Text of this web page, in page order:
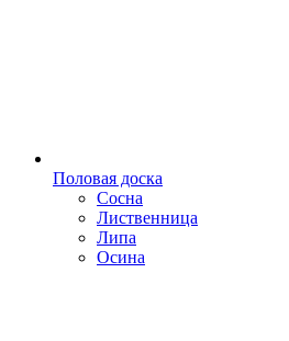
Половая доска
Сосна
Лиственница
Липа
Осина